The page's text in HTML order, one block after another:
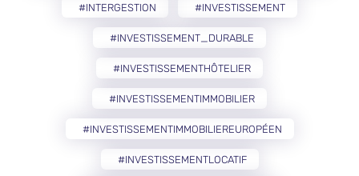
#INTERGESTION #INVESTISSEMENT
#INVESTISSEMENT_DURABLE
#INVESTISSEMENTHÔTELIER
#INVESTISSEMENTIMMOBILIER
#INVESTISSEMENTIMMOBILIEREUROPÉEN
#INVESTISSEMENTLOCATIF